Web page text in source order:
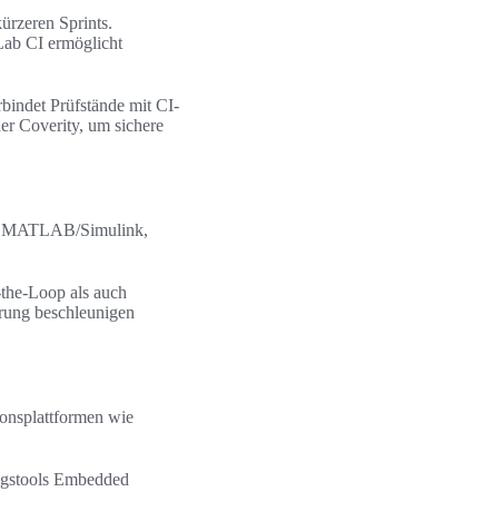
Sprints.
CI ermöglicht
Prüfstände mit CI-
Coverity, um sichere
MATLAB/Simulink,
Loop als auch
beschleunigen
wie
Embedded